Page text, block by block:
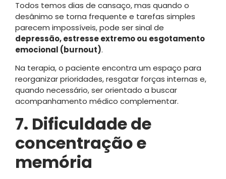
Todos temos dias de cansaço, mas quando o
desânimo se torna frequente e tarefas simples
parecem impossíveis, pode ser sinal de
depressão, estresse extremo ou esgotamento
emocional (burnout).
Na terapia, o paciente encontra um espaço para
reorganizar prioridades, resgatar forças internas e,
quando necessário, ser orientado a buscar
acompanhamento médico complementar.
7. Dificuldade de
concentração e
memória